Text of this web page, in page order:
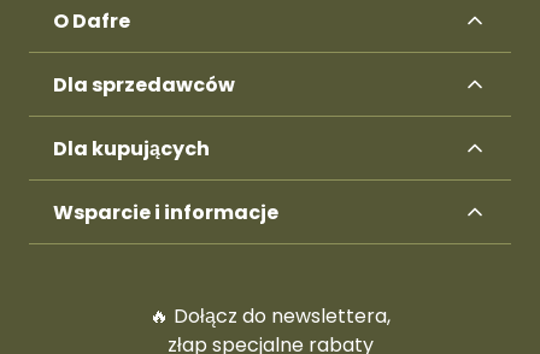
O Dafre
Dla sprzedawców
Dla kupujących
Wsparcie i informacje
🔥 Dołącz do newslettera,
złap specjalne rabaty